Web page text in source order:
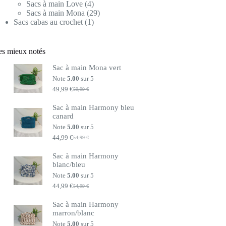
produits
Sacs à main Love 44
produits
Sacs à main Mona 2929
Sacs cabas au crochet 11
mieux notés
Sac à main Mona vert
Note5.00 sur 5
59,99€
Le
initial
était :
59,99 €.
49,99€
Le
actuel
est :
49,99 €.
Sac à main Harmony bleu
canard
Note5.00 sur 5
54,99€
Le
initial
était :
54,99 €.
44,99€
Le
actuel
est :
44,99 €.
Sac à main Harmony
blanc/bleu
Note5.00 sur 5
54,99€
Le
initial
était :
54,99 €.
44,99€
Le
actuel
est :
44,99 €.
Sac à main Harmony
marron/blanc
Note5.00 sur 5